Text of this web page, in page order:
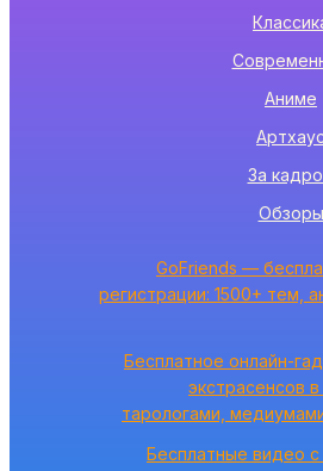
Аниме
Артхаус
За
Обзоры
GoFriends —
регистрации: 1500+ тем,
Бесплатное онлайн-
экстрасенсов
тарологами,
Бесплатные видео